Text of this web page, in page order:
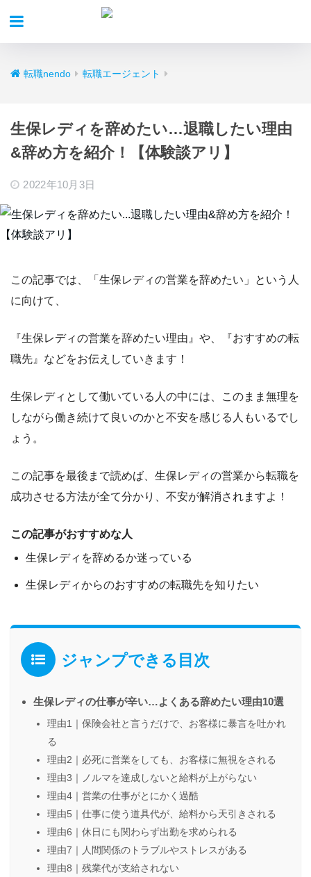
転職nendo 転職エージェント
生保レディを辞めたい…退職したい理由
&辞め方を紹介！【体験談アリ】
2022年10月3日
この記事では、 「生保レディの営業を辞めたい」
という人
に向けて、
『生保レディの営業を辞めたい理由』や、『おすすめの転
職先』 などをお伝えしていきます！
生保レディとして働いている人の中には、このまま無理を
しながら働き続けて良いのかと不安を感じる人もいるでし
ょう。
この記事を最後まで読めば、 生保レディの営業から転職を
成功させる方法が全て分かり、不安が解消されますよ！
この記事がおすすめな人
生保レディを辞めるか迷っている
生保レディからのおすすめの転職先を知りたい
ジャンプできる目次
生保レディの仕事が辛い…よくある辞めたい理由10選
理由1｜保険会社と言うだけで、お客様に暴言を吐かれ
る
理由2｜必死に営業をしても、お客様に無視をされる
理由3｜ノルマを達成しないと給料が上がらない
理由4｜営業の仕事がとにかく過酷
理由5｜仕事に使う道具代が、給料から天引きされる
理由6｜休日にも関わらず出勤を求められる
理由7｜人間関係のトラブルやストレスがある
理由8｜残業代が支給されない